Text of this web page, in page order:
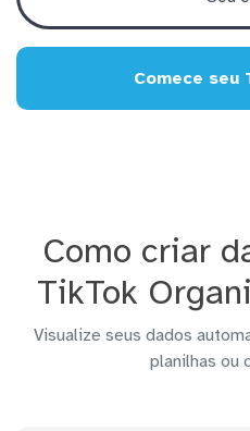
Comece seu
Como criar
TikTok
Visualize seus dados
planilhas ou